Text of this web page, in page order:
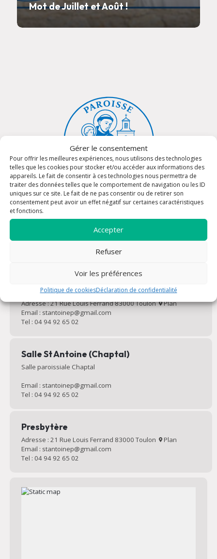
Gérer le consentement
Pour offrir les meilleures expériences, nous utilisons des technologies
telles que les cookies pour stocker et/ou accéder aux informations des
appareils. Le fait de consentir à ces technologies nous permettra de
traiter des données telles que le comportement de navigation ou les ID
uniques sur ce site. Le fait de ne pas consentir ou de retirer son
consentement peut avoir un effet négatif sur certaines caractéristiques
et fonctions.
Accepter
Refuser
Voir les préférences
Politique de cookiesDéclaration de confidentialité
Mot de Juillet et Août !
Contactez-nous !
Vous avez une question ? Vous souhaitez rencontrer un
Église Saint-Antoine de Padoue
Adresse : 21 Rue Louis Ferrand 83000 Toulon Plan
Email : stantoinep@gmail.com
Tel : 04 94 92 65 02
Salle St Antoine (Chaptal)
Salle paroissiale Chaptal
Email : stantoinep@gmail.com
Tel : 04 94 92 65 02
Presbytère
Adresse : 21 Rue Louis Ferrand 83000 Toulon
Plan
Email : stantoinep@gmail.com
Tel : 04 94 92 65 02